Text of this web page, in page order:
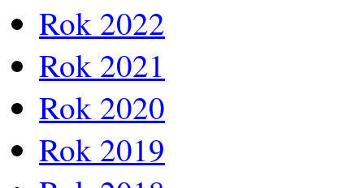
Rok 2022
Rok 2021
Rok 2020
Rok 2019